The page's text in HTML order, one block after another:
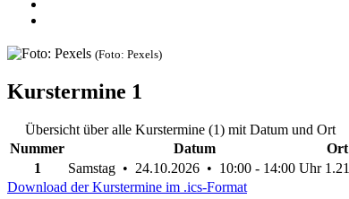
(Foto: Pexels)
Kurstermine 1
Übersicht über alle Kurstermine (1) mit Datum und Ort
Nummer
Datum
Ort
1
Samstag • 24.10.2026 • 10:00 - 14:00 Uhr 1.21
Download der Kurstermine im .ics-Format